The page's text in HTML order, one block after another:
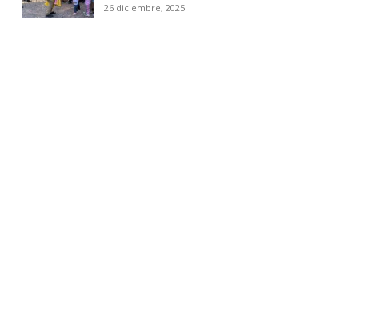
26 diciembre, 2025